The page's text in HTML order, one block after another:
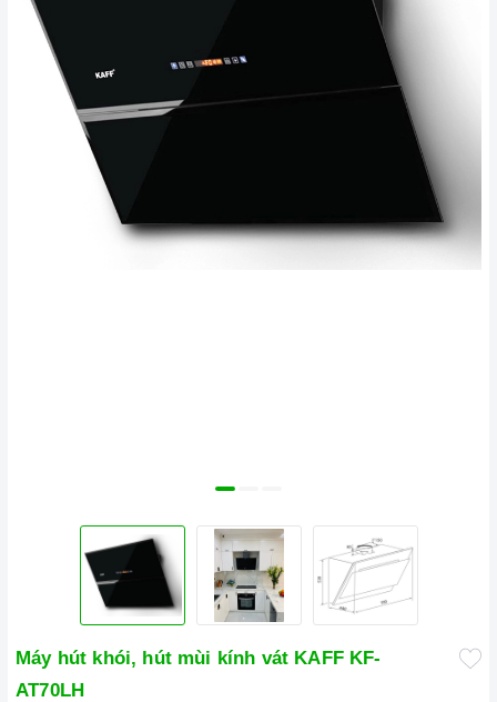
Máy hút khói, hút mùi kính vát KAFF KF-
AT70LH